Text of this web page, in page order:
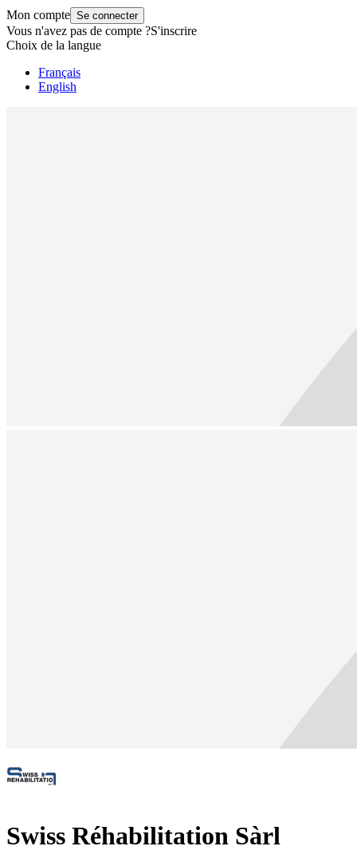
Mon compte Se connecter
Vous n'avez pas de compte ?S'inscrire
Choix de la langue
Français
English
Swiss Réhabilitation Sàrl